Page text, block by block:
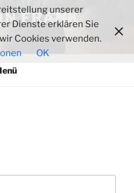
FRANK
unserer
Dienste erklären Sie
Cookies verwenden.
OK